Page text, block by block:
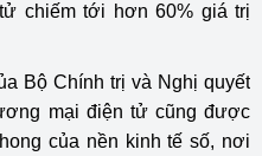
chiếm tới hơn 60% giá trị
Bộ Chính trị và Nghị quyết
mại điện tử cũng được
của nền kinh tế số, nơi